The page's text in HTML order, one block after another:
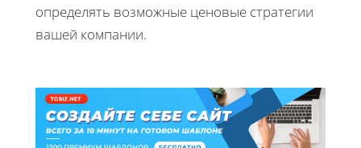
определять возможные ценовые стратегии
вашей компании.